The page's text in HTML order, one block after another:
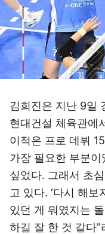
김희진은 지난 9일
현대건설 체육관에
이적은 프로 데뷔
가장 필요한 부분
싶었다. 그래서 초
고 있다. ‘다시 해보
있던 게 뭐였지는
하길 잘 한 것 같다